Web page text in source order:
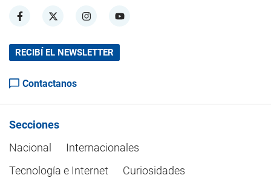
RECIBÍ EL NEWSLETTER
Contactanos
Secciones
Nacional
Internacionales
Tecnología e Internet
Curiosidades